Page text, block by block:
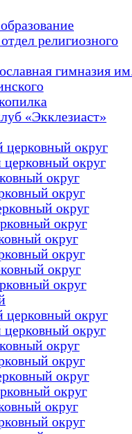
религиозного
гимназия
«Экклезиаст»
округ
округ
округ
округ
округ
округ
округ
округ
округ
округ
округ
округ
округ
округ
округ
округ
округ
округ